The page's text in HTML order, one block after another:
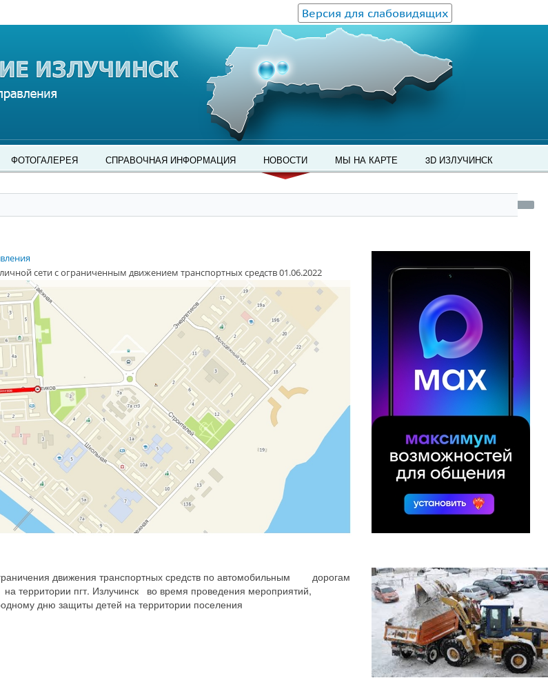
Версия для слабовидящих
ФОТОГАЛЕРЕЯ СПРАВОЧНАЯ ИНФОРМАЦИЯ НОВОСТИ МЫ НА КАРТЕ 3D ИЗЛУЧИНСК
сети с ограниченным движением транспортных средств 01.06.2022
движения транспортных средств по автомобильным дорогам
пгт. Излучинск во время проведения мероприятий,
дню защиты детей на территории поселения